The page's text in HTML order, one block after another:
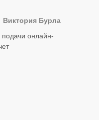
Виктория Бурла
подачи онлайн-